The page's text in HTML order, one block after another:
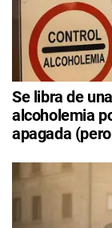
Se libra de
alcoholemia
apagada